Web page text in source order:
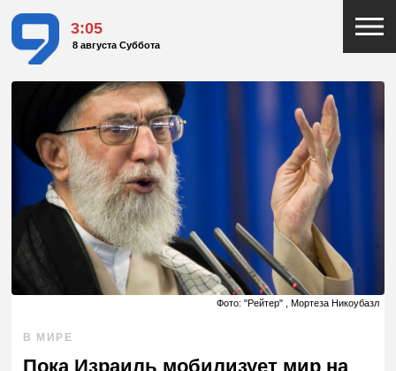
3:05
8 августа Суббота
Фото: "Рейтер" , Мортеза Никоубазл
В МИРЕ
Пока Израиль мобилизует мир на